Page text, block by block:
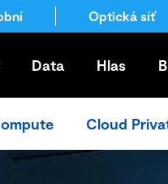
Optická síť
Data Hlas
Cloud